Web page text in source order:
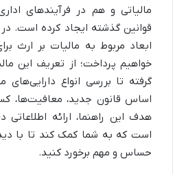
مالیاتی و هم در فرآیندهای
قوانین گذشته ایجاد کرده است.
ابعاد مربوط به مالیات بر ارث
خواهیم پرداخت؛ از تعریف این
گرفته تا بررسی انواع دارایی‌های
اساس قانون جدید، معافیت‌ها،
هدف این راهنما، ارائه
است که به شما کمک کند تا با
حساس و مهم برخورد کنید.